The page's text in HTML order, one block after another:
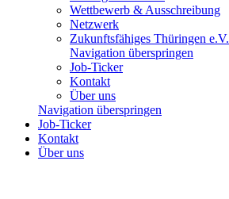
Wettbewerb & Ausschreibung
Netzwerk
Zukunftsfähiges Thüringen e.V.
Navigation überspringen
Job-Ticker
Kontakt
Über uns
Navigation überspringen
Job-Ticker
Kontakt
Über uns